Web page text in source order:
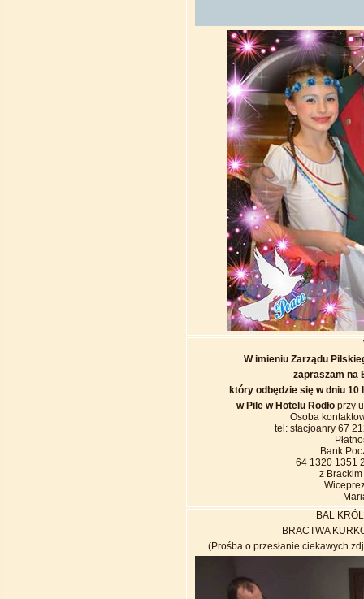
W imieniu Zarządu
zapraszam na
który odbędzie się w dniu 10
w Pile w Hotelu Rodłoprzy
Osoba
tel: stacjoanry 67
Bank
64 1320 1351
z
BAL
BRACTWA
(Prośba o przesłanie ciekawych